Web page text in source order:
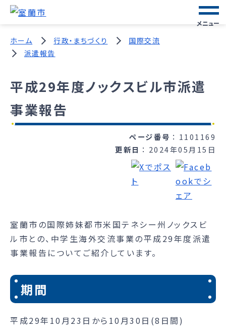
メニュー
ホーム 行政・まちづくり
国際交流
派遣報告
平成29年度ノックスビル市派遣
事業報告
ページ番号
1101169
更新日
2024年05月15日
室蘭市の国際姉妹都市米国テネシー州ノックスビ
ル市との、中学生海外交流事業の平成29年度派遣
事業報告についてご紹介しています。
期間
平成29年10月23日から10月30日(8日間)